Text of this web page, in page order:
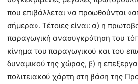
που επιβάλλεται να προωθούνται
σήμερα». Τέτοιες είναι: α) η
παραγωγική ανασυγκρότηση του
κίνημα του παραγωγικού και του
δυναμικού της χώρας, β) η
πολιτειακού χάρτη στη βάση της